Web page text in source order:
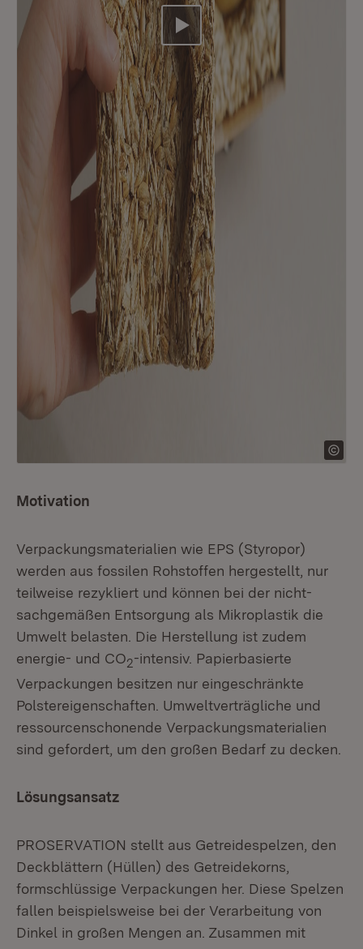
Video abspielen
Motivation
Verpackungsmaterialien wie EPS (Styropor)
werden aus fossilen Rohstoffen hergestellt, nur
teilweise rezykliert und können bei der nicht-
sachgemäßen Entsorgung als Mikroplastik die
Umwelt belasten. Die Herstellung ist zudem
energie- und CO2-intensiv. Papierbasierte
Verpackungen besitzen nur eingeschränkte
Polstereigenschaften. Umweltverträgliche und
ressourcenschonende Verpackungsmaterialien
sind gefordert, um den großen Bedarf zu decken.
Lösungsansatz
PROSERVATION stellt aus Getreidespelzen, den
Deckblättern (Hüllen) des Getreidekorns,
formschlüssige Verpackungen her. Diese Spelzen
fallen beispielsweise bei der Verarbeitung von
Dinkel in großen Mengen an. Zusammen mit